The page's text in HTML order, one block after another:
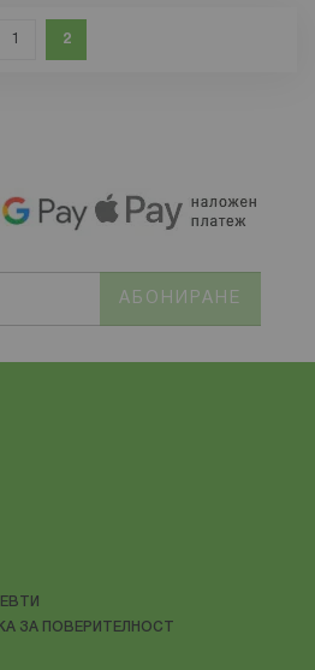
Страница
Страница
1 В момента четете страница
2
АБОНИРАНЕ
ЗА ПОВЕРИТЕЛНОСТ